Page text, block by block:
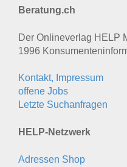
Beratung.ch
Der Onlineverlag HELP
1996
Kontakt, Impressum
offene Jobs
Letzte Suchanfragen
HELP-Netzwerk
Adressen Shop